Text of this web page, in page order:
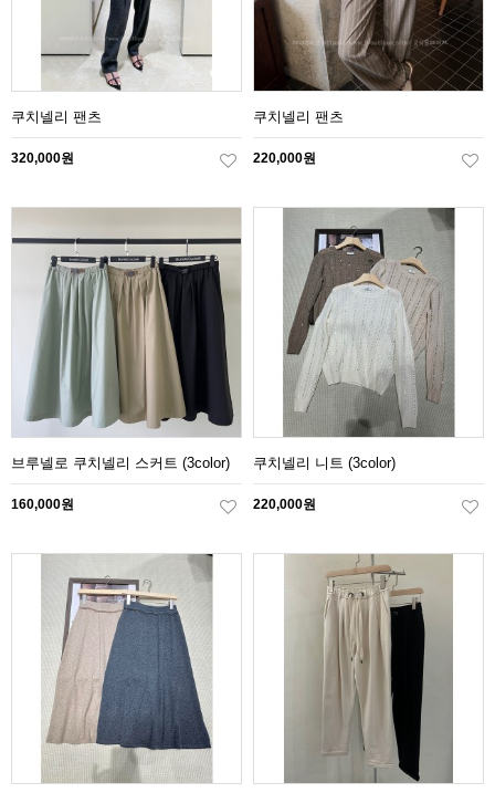
쿠치넬리 팬츠
320,000원
쿠치넬리 팬츠
220,000원
브루넬로 쿠치넬리 스커트 (3color)
160,000원
쿠치넬리 니트 (3color)
220,000원